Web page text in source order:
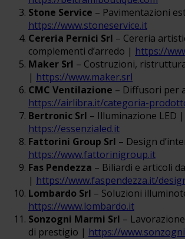
Stone Service – Pavimentazioni
https://www.stoneservice.it
Cereria Pernici Srl – Cereria
complementi d’arredo | https://
Maker Srl – Costruzioni,
| https://www.maker.srl
CMC Ventilazione – Diffusori per
https://airlibra.it/categoria-
Bertronic Srl – Illuminazione LED |
https://essenzialed.it
Fattorini Group Srl – Design
https://www.fattorinigroup.it
Fas Pendezza – Biliardi e articoli
| https://www.faspendezza.it/
Lombardo Srl – Soluzioni
https://www.lombardo.it
Sonzogni Marmi Srl –
di prestigio | https://